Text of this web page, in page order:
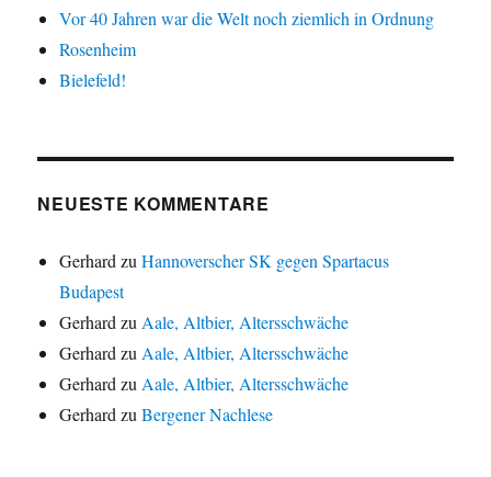
Vor 40 Jahren war die Welt noch ziemlich in Ordnung
Rosenheim
Bielefeld!
NEUESTE KOMMENTARE
Gerhard zuHannoverscher SK gegen Spartacus
Budapest
Gerhard zu Aale, Altbier, Altersschwäche
Gerhard zu Aale, Altbier, Altersschwäche
Gerhard zu Aale, Altbier, Altersschwäche
Gerhard zuBergener Nachlese